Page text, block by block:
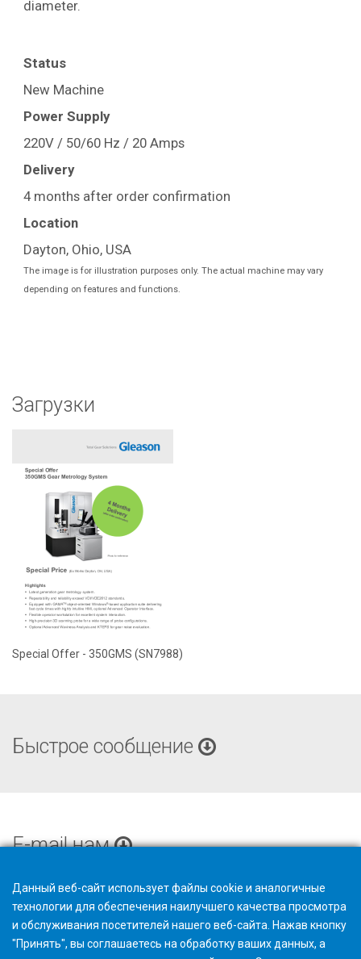
diameter.
Status
New Machine
Power Supply
220V / 50/60 Hz / 20 Amps
Delivery
4 months after order confirmation
Location
Dayton, Ohio, USA
The image is for illustration purposes only. The actual machine may vary
depending on features and functions.
Загрузки
Special Offer - 350GMS (SN7988)
Быстрое сообщение
E-mail нам
Данный веб-сайт использует файлы cookie и аналогичные
технологии для обеспечения наилучшего качества просмотра
и обслуживания посетителей нашего веб-сайта. Нажав кнопку
"Принять", вы соглашаетесь на обработку ваших данных, а